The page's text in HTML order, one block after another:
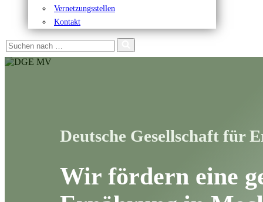
Vernetzungsstellen
Kontakt
Suchen
nach …
Deutsche Gesellschaft für
Wir fördern eine